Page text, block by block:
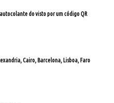
do visto por um código QR
Cairo, Barcelona, Lisboa, Faro